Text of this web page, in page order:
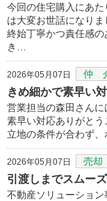
今回の住宅購入にあ
は大変お世話になりま
終始丁寧かつ責任感
き…
2026年05月07日 仲
きめ細かで素早い
営業担当の森田さん
素早い対応ありがとう
立地の条件が合わず
2026年05月07日 売却
引渡しまでスムー
不動産ソリューショ